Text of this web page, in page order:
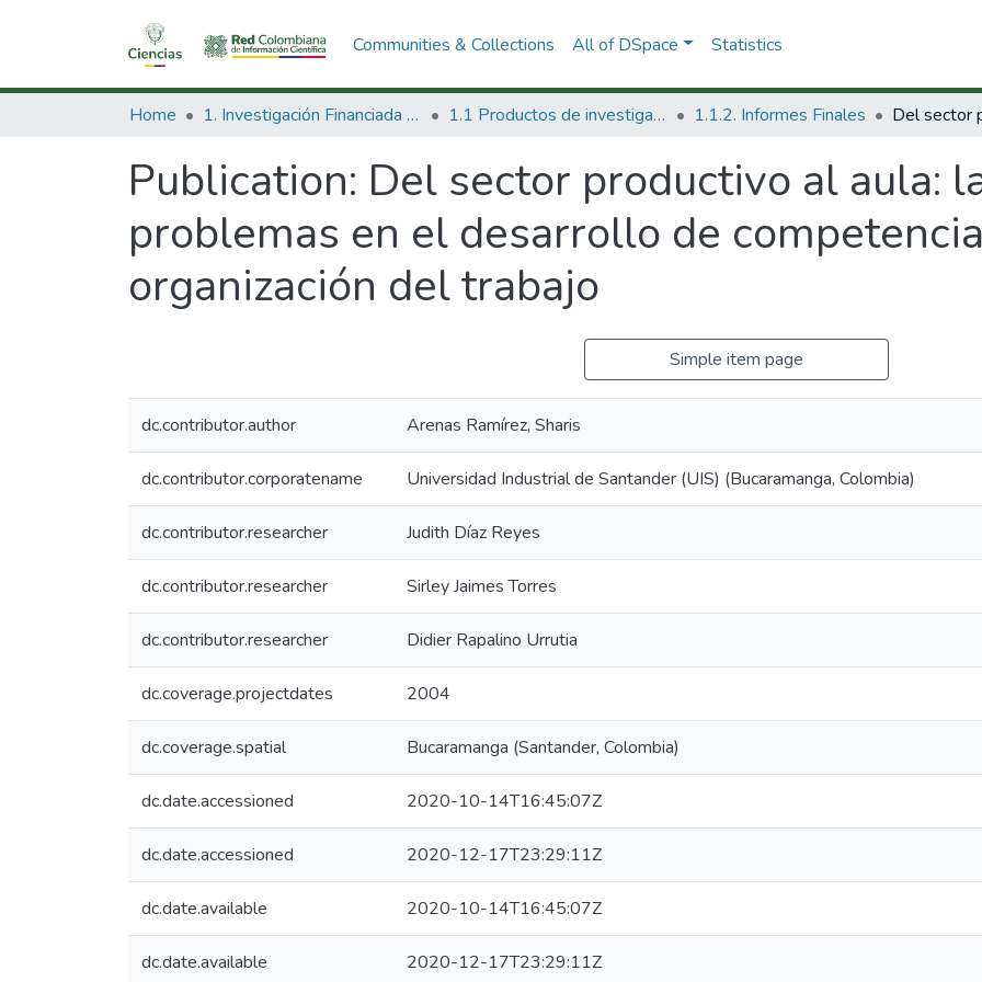
Communities & Collections All of DSpace Statistics
Home 1. Investigación Financiada con Recursos Públicos 1.1 Productos de investigación 1.1.2. Informes Finales
Publication: Del sector productivo al aula:
problemas en el desarrollo de
organización del trabajo
Simple item page
dc.contributor.author Arenas Ramírez, Sharis
dc.contributor.corporatename Universidad Industrial de Santander (UIS) (Bucaramanga, Colombia)
dc.contributor.researcher Judith Díaz Reyes
dc.contributor.researcher Sirley Jaimes Torres
dc.contributor.researcher Didier Rapalino Urrutia
dc.coverage.projectdates 2004
dc.coverage.spatial Bucaramanga (Santander, Colombia)
dc.date.accessioned 2020-10-14T16:45:07Z
dc.date.accessioned 2020-12-17T23:29:11Z
dc.date.available 2020-10-14T16:45:07Z
dc.date.available 2020-12-17T23:29:11Z